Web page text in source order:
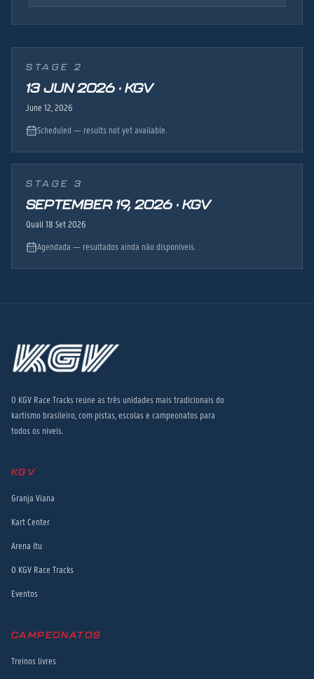
STAGE 2
13 JUN 2026 · KGV
June 12, 2026
Scheduled — results not yet available.
STAGE 3
SEPTEMBER 19, 2026 · KGV
September 18, 2026
Scheduled — results not yet available.
KGV Race Tracks brings together the three most traditional
karting venues in Brazil, with tracks, schools, and championships
for all levels.
KGV
Granja Viana
Kart Center
Arena Itu
O KGV Race Tracks
Eventos
CAMPEONATOS
Treinos livres